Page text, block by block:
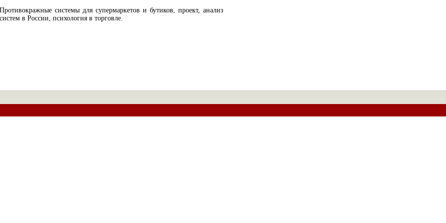
Противокражные системы для супермаркетов и бутиков, проект, анализ
систем в России, психология в торговле.